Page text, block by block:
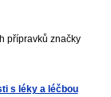
přípravků značky
s léky a léčbou